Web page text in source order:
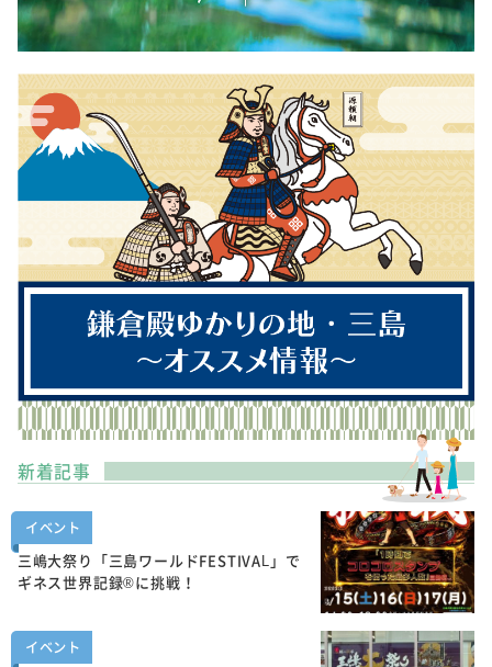
新着記事
イベント
三嶋大祭り「三島ワールドFESTIVAL」で
ギネス世界記録®に挑戦！
イベント